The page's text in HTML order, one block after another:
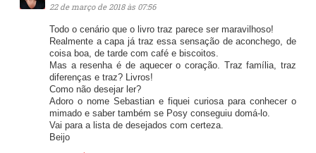
22 de março de 2018 às 07:56
Todo o cenário que o livro traz parece ser maravilhoso!
Realmente a capa já traz essa sensação de aconchego, de
coisa boa, de tarde com café e biscoitos.
Mas a resenha é de aquecer o coração. Traz família, traz
diferenças e traz? Livros!
Como não desejar ler?
Adoro o nome Sebastian e fiquei curiosa para conhecer o
mimado e saber também se Posy conseguiu domá-lo.
Vai para a lista de desejados com certeza.
Beijo